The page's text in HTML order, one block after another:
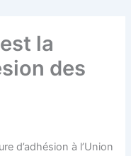
la
des
d’adhésion à l’Union